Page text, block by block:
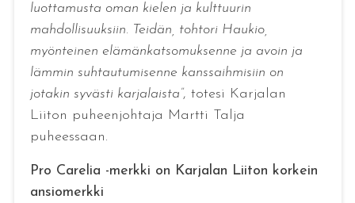
luottamusta oman kielen ja kulttuurin
mahdollisuuksiin. Teidän, tohtori Haukio,
myönteinen elämänkatsomuksenne ja avoin ja
lämmin suhtautumisenne kanssaihmisiin on
jotakin syvästi karjalaista”, totesi Karjalan
Liiton puheenjohtaja Martti Talja
puheessaan.
Pro Carelia -merkki on Karjalan Liiton korkein
ansiomerkki